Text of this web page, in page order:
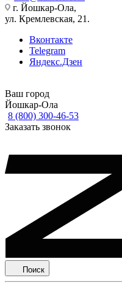
г. Йошкар-Ола,
ул. Кремлевская, 21.
Вконтакте
Telegram
Яндекс.Дзен
Ваш город
Йошкар-Ола
8 (800) 300-46-53
Заказать звонок
Поиск